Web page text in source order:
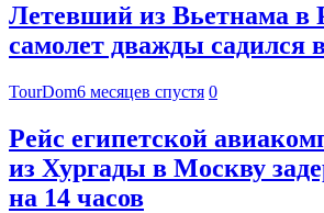
Летевший из Вьетнама в
самолет дважды садился
TourDom6 месяцев спустя 0
Рейс египетской
из Хургады в Москву
на 14 часов